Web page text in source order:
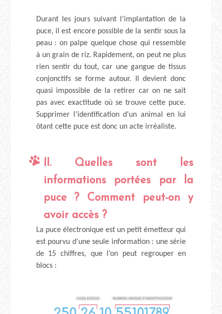
Durant les jours suivant l’implantation de la
puce, il est encore possible de la sentir sous la
peau : on palpe quelque chose qui ressemble
à un grain de riz. Rapidement, on peut ne plus
rien sentir du tout, car une gangue de tissus
conjonctifs se forme autour. Il devient donc
quasi impossible de la retirer car on ne sait
pas avec exactitude où se trouve cette puce.
Supprimer l’identification d’un animal en lui
ôtant cette puce est donc un acte irréaliste.
II. Quelles sont les
informations portées par la
puce ? Comment peut-on y
avoir accès ?
La puce électronique est un petit émetteur qui
est pourvu d’une seule information : une série
de 15 chiffres, que l’on peut regrouper en
blocs :